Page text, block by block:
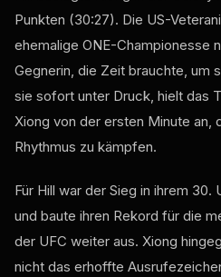
Punkten (30:27). Die US-
ehemalige ONE-Championesse
Gegnerin, die Zeit brauchte, um
sie sofort unter Druck, hielt das
Xiong von der ersten Minute an,
Rhythmus zu kämpfen.
Für Hill war der Sieg in ihrem
und baute ihren Rekord für die
der UFC weiter aus. Xiong
nicht das erhoffte